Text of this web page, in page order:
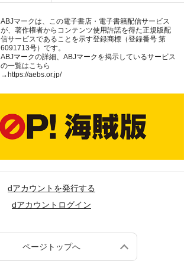
ABJマークは、この電子書店・電子書籍配信サービス
が、著作権者からコンテンツ使用許諾を得た正規版配
信サービスであることを示す登録商標（登録番号 第
6091713号）です。
ABJマークの詳細、ABJマークを掲示しているサービス
の一覧はこちら
→ https://aebs.or.jp/
dアカウントを発行する
dアカウントログイン
ページトップへ